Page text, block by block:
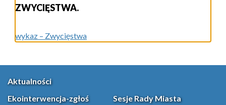
ZWYCIĘSTWA.
wykaz – Zwycięstwa
Aktualności
Ekointerwencja-zgłoś
Sesje Rady Miasta